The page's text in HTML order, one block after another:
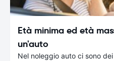
Età minima ed età
un'auto
Nel noleggio auto ci sono